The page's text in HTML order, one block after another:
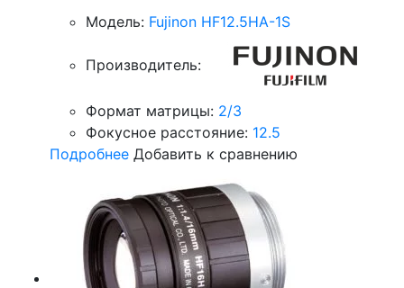
Модель: Fujinon HF12.5HA-1S
Производитель:
Формат матрицы: 2/3
Фокусное расстояние: 12.5
Подробнее Добавить к сравнению